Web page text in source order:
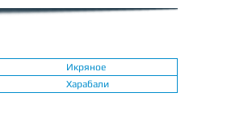
Икряное
Харабали